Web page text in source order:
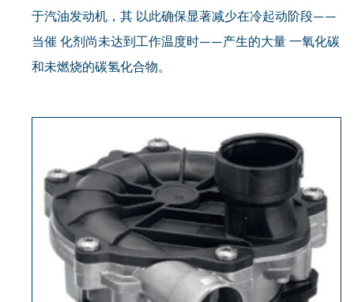
于汽油发动机，其 以此确保显著减少在冷起动阶段——
当催 化剂尚未达到工作温度时——产生的大量 一氧化碳
和未燃烧的碳氢化合物。